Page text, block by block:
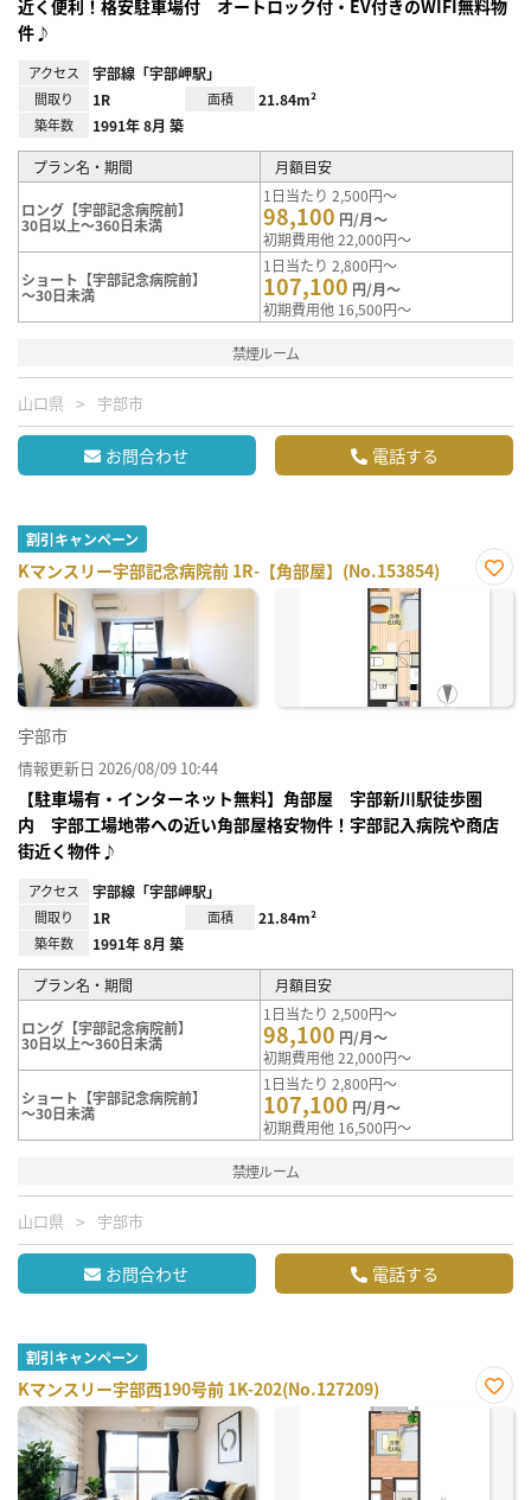
近く便利！格安駐車場付 オートロック付・EV付きのWIFI無料物
件♪
アクセス 宇部線「宇部岬駅」
間取り 1R 面積 21.84m²
築年数 1991年 8月 築
プラン名・期間 月額目安
ロング【宇部記念病院前】
30日以上～360日未満
1日当たり 2,500円～
98,100 円/月～
初期費用他 22,000円～
ショート【宇部記念病院前】
～30日未満
1日当たり 2,800円～
107,100 円/月～
初期費用他 16,500円～
禁煙ルーム
山口県 宇部市
お問合わせ 電話する
割引キャンペーン
Kマンスリー宇部記念病院前 1R-【角部屋】(No.153854)
お気
宇部市
情報更新日 2026/08/09 10:44
【駐車場有・インターネット無料】角部屋 宇部新川駅徒歩圏
内 宇部工場地帯への近い角部屋格安物件！宇部記入病院や商店
街近く物件♪
アクセス 宇部線「宇部岬駅」
間取り 1R 面積 21.84m²
築年数 1991年 8月 築
プラン名・期間 月額目安
ロング【宇部記念病院前】
30日以上～360日未満
1日当たり 2,500円～
98,100 円/月～
初期費用他 22,000円～
ショート【宇部記念病院前】
～30日未満
1日当たり 2,800円～
107,100 円/月～
初期費用他 16,500円～
禁煙ルーム
山口県 宇部市
お問合わせ 電話する
割引キャンペーン
Kマンスリー宇部西190号前 1K-202(No.127209)
お気